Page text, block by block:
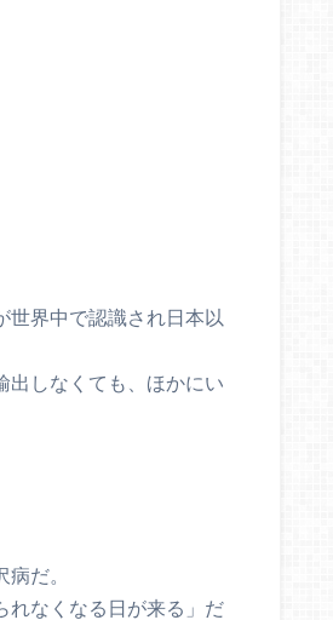
界中で認識され日本以
出しなくても、ほかにい
だ。
れなくなる日が来る」だ